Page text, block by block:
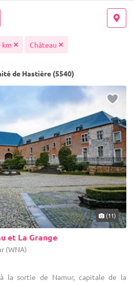
km Château
de Hastière (5540)
(11)
et La Grange
(WNA)
la sortie de Namur, capitale de la